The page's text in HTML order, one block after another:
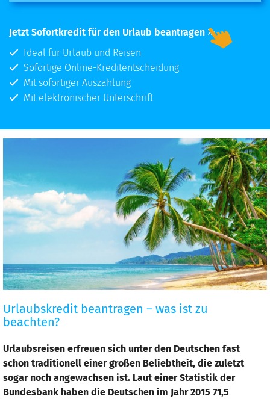
Jetzt Sofortkredit für den Urlaub beantragen
Ideal für Urlaub und Reisen
Sofortige Online-Kreditentscheidung
Mit sofortiger Auszahlung
Mit elektronischer Unterschrift
Urlaubskredit
was
ist
zu
beachten?
Urlaubskredit beantragen – was ist zu
beachten?
Urlaubsreisen erfreuen sich unter den Deutschen fast
schon traditionell einer großen Beliebtheit, die zuletzt
sogar noch angewachsen ist. Laut einer Statistik der
Bundesbank haben die Deutschen im Jahr 2015 71,5